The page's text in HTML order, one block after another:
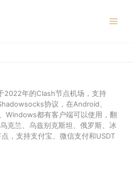
2022年的Clash节点机场，支持
协议，在Android、
Windows都有客户端可以使用，翻
克兰、乌兹别克斯坦、俄罗斯、冰
，支持支付宝、微信支付和USDT